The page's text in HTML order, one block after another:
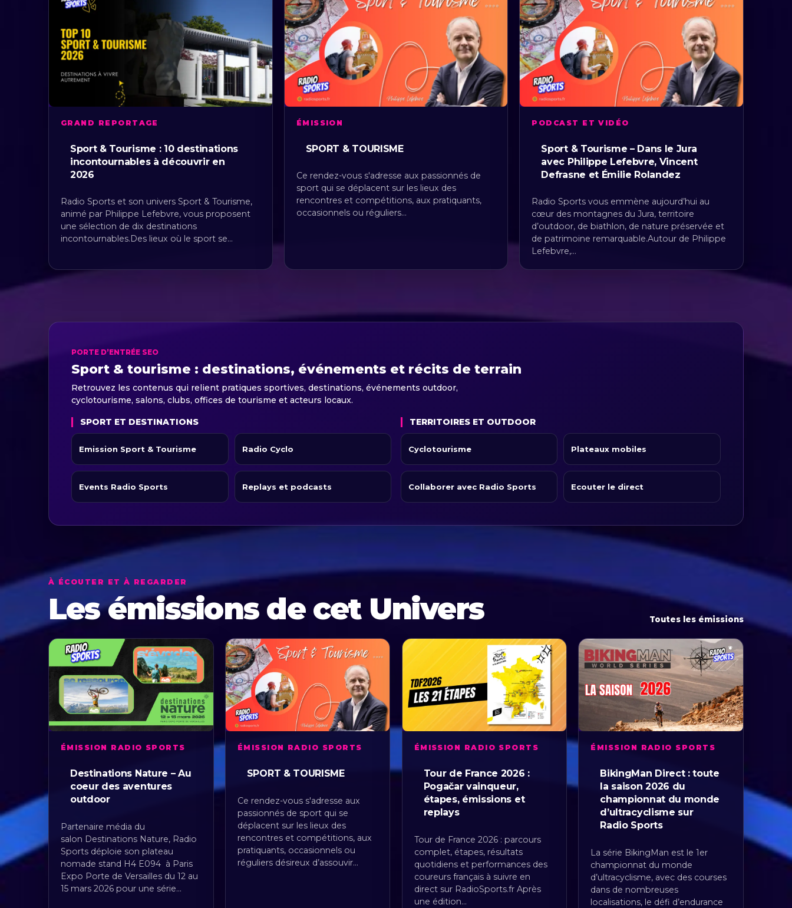
GRAND REPORTAGE
Sport & Tourisme : 10 destinations
incontournables à découvrir en
2026
Radio Sports et son univers Sport & Tourisme,
animé par Philippe Lefebvre, vous proposent
une sélection de dix destinations
incontournables.Des lieux où le sport se…
ÉMISSION
SPORT & TOURISME
Ce rendez-vous s'adresse aux passionnés de
sport qui se déplacent sur les lieux des
rencontres et compétitions, aux pratiquants,
occasionnels ou réguliers…
PODCAST ET VIDÉO
Sport & Tourisme – Dans le Jura
avec Philippe Lefebvre, Vincent
Defrasne et Émilie Rolandez
Radio Sports vous emmène aujourd’hui au
cœur des montagnes du Jura, territoire
d’outdoor, de biathlon, de nature préservée et
de patrimoine remarquable.Autour de Philippe
Lefebvre,…
PORTE D’ENTRÉE SEO
Sport & tourisme : destinations, événements et récits de terrain
Retrouvez les contenus qui relient pratiques sportives, destinations, événements outdoor,
cyclotourisme, salons, clubs, offices de tourisme et acteurs locaux.
SPORT ET DESTINATIONS
Emission Sport & Tourisme Radio Cyclo
Events Radio Sports Replays et podcasts
TERRITOIRES ET OUTDOOR
Cyclotourisme Plateaux mobiles
Collaborer avec Radio Sports Ecouter le direct
À ÉCOUTER ET À REGARDER
Les émissions de cet Univers Toutes les émissions
ÉMISSION RADIO SPORTS
Destinations Nature – Au
coeur des aventures
outdoor
Partenaire média du
salon Destinations Nature, Radio
Sports déploie son plateau
nomade stand H4 E094 à Paris
Expo Porte de Versailles du 12 au
15 mars 2026 pour une série…
ÉMISSION RADIO SPORTS
SPORT & TOURISME
Ce rendez-vous s'adresse aux
passionnés de sport qui se
déplacent sur les lieux des
rencontres et compétitions, aux
pratiquants, occasionnels ou
réguliers désireux d’assouvir…
ÉMISSION RADIO SPORTS
Tour de France 2026 :
Pogačar vainqueur,
étapes, émissions et
replays
Tour de France 2026 : parcours
complet, étapes, résultats
quotidiens et performances des
coureurs français à suivre en
direct sur RadioSports.fr Après
une édition…
ÉMISSION RADIO SPORTS
BikingMan Direct : toute
la saison 2026 du
championnat du monde
d’ultracyclisme sur
Radio Sports
La série BikingMan est le 1er
championnat du monde
d’ultracyclisme, avec des courses
dans de nombreuses
localisations, le défi d’endurance